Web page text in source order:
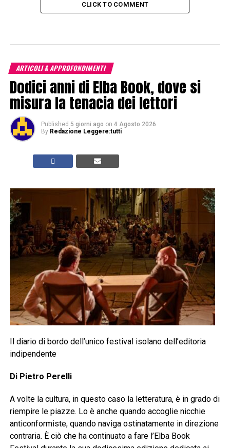
CLICK TO COMMENT
ARTICOLI & APPROFONDIMENTI
Dodici anni di Elba Book, dove si
misura la tenacia dei lettori
Published 5 giorni ago on 4 Agosto 2026
By Redazione Leggere:tutti
Il diario di bordo dell’unico festival isolano dell’editoria
indipendente
Di Pietro Perelli
A volte la cultura, in questo caso la letteratura, è in grado di
riempire le piazze. Lo è anche quando accoglie nicchie
anticonformiste, quando naviga ostinatamente in direzione
contraria. È ciò che ha continuato a fare l’Elba Book